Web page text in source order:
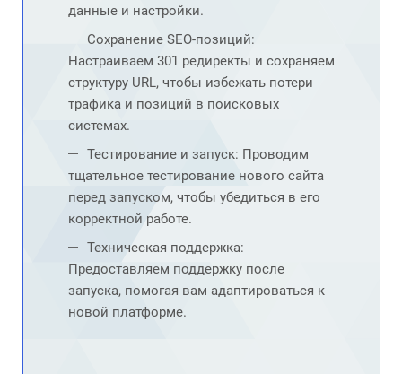
данные и настройки.
Сохранение SEO-позиций:
Настраиваем 301 редиректы и сохраняем
структуру URL, чтобы избежать потери
трафика и позиций в поисковых
системах.
Тестирование и запуск: Проводим
тщательное тестирование нового сайта
перед запуском, чтобы убедиться в его
корректной работе.
Техническая поддержка:
Предоставляем поддержку после
запуска, помогая вам адаптироваться к
новой платформе.